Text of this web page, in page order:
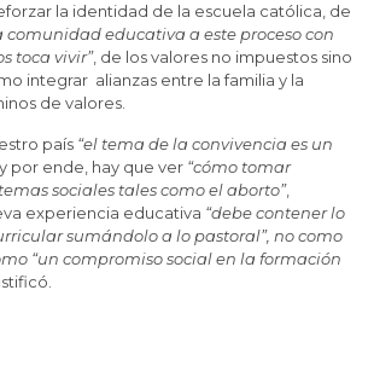
la identidad de la escuela católica, de
comunidad educativa a este proceso con
toca vivir”, de los valores no impuestos sino
integrar alianzas entre la familia y la
de valores.
país “el tema de la convivencia es un
por ende, hay que ver “cómo tomar
sociales tales como el aborto”,
experiencia educativa “debe contener lo
sumándolo a lo pastoral”, no como
“un compromiso social en la formación